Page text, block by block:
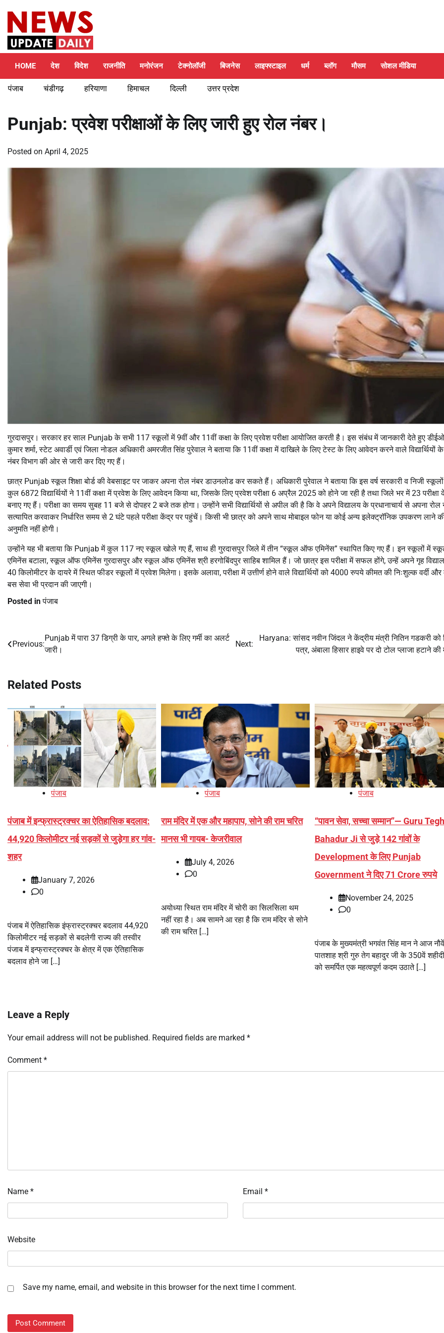
content
HOME देश विदेश राजनीति मनोरंजन टेक्नोलॉजी बिजनेस लाइफ्स्टाइल धर्म ब्लॉग मौसम सोशल मीडिया
पंजाब चंडीगढ़ हरियाणा हिमाचल दिल्ली उत्तर प्रदेश
Punjab: प्रवेश परीक्षाओं के लिए जारी हुए रोल नंबर।
Posted on April 4, 2025
गुरदासपुर। सरकार हर साल Punjab के सभी 117 स्कूलों में 9वीं और 11वीं कक्षा के लिए प्रवेश परीक्षा आयोजित करती है। इस संबंध में जानकारी देते हुए
कुमार शर्मा, स्टेट अवार्डी एवं जिला नोडल अधिकारी अमरजीत सिंह पुरेवाल ने बताया कि 11वीं कक्षा में दाखिले के लिए टेस्ट के लिए आवेदन करने वाले विद्यार्थियों
नंबर विभाग की ओर से जारी कर दिए गए हैं।
छात्र Punjab स्कूल शिक्षा बोर्ड की वेबसाइट पर जाकर अपना रोल नंबर डाउनलोड कर सकते हैं। अधिकारी पुरेवाल ने बताया कि इस वर्ष सरकारी व निजी
कुल 6872 विद्यार्थियों ने 11वीं कक्षा में प्रवेश के लिए आवेदन किया था, जिसके लिए प्रवेश परीक्षा 6 अप्रैल 2025 को होने जा रही है तथा जिले भर में 23 परीक्षा
बनाए गए हैं। परीक्षा का समय सुबह 11 बजे से दोपहर 2 बजे तक होगा। उन्होंने सभी विद्यार्थियों से अपील की है कि वे अपने विद्यालय के प्रधानाचार्य से अपना रोल
सत्यापित करवाकर निर्धारित समय से 2 घंटे पहले परीक्षा केंद्र पर पहुंचें। किसी भी छात्र को अपने साथ मोबाइल फोन या कोई अन्य इलेक्ट्रॉनिक उपकरण लाने
अनुमति नहीं होगी।
उन्होंने यह भी बताया कि Punjab में कुल 117 नए स्कूल खोले गए हैं, साथ ही गुरदासपुर जिले में तीन “स्कूल ऑफ एमिनेंस” स्थापित किए गए हैं। इन स्कूलों में
एमिनेंस बटाला, स्कूल ऑफ एमिनेंस गुरदासपुर और स्कूल ऑफ एमिनेंस श्री हरगोबिंदपुर साहिब शामिल हैं। जो छात्र इस परीक्षा में सफल होंगे, उन्हें अपने गृह
40 किलोमीटर के दायरे में स्थित फीडर स्कूलों में प्रवेश मिलेगा। इसके अलावा, परीक्षा में उत्तीर्ण होने वाले विद्यार्थियों को 4000 रुपये कीमत की निःशुल्क वर्दी
बस सेवा भी प्रदान की जाएगी।
Posted inपंजाब
Post
Previous:
Punjab में पारा 37 डिग्री के पार, अगले हफ्ते के लिए गर्मी का अलर्ट
जारी।
Next:
Haryana: सांसद नवीन जिंदल ने केंद्रीय मंत्री नितिन गडकरी को
पत्र, अंबाला हिसार हाइवे पर दो टोल प्लाजा हटाने की
Related Posts
पंजाब
पंजाब में इन्फ्रास्ट्रक्चर का ऐतिहासिक बदलाव:
44,920 किलोमीटर नई सड़कों से जुड़ेगा हर गांव-
शहर
January 7, 2026
0
पंजाब में ऐतिहासिक इंफ्रास्ट्रक्चर बदलाव 44,920
किलोमीटर नई सड़कों से बदलेगी राज्य की तस्वीर
पंजाब में इन्फ्रास्ट्रक्चर के क्षेत्र में एक ऐतिहासिक
बदलाव होने जा […]
पंजाब
राम मंदिर में एक और महापाप, सोने की राम चरित
मानस भी गायब- केजरीवाल
July 4, 2026
0
अयोध्या स्थित राम मंदिर में चोरी का सिलसिला थम
नहीं रहा है। अब सामने आ रहा है कि राम मंदिर से सोने
की राम चरित […]
पंजाब
“पावन सेवा, सच्चा सम्मान”— Guru Tegh
Bahadur Ji से जुड़े 142 गांवों के
Development के लिए Punjab
Government ने दिए 71 Crore रुपये
November 24, 2025
0
पंजाब के मुख्यमंत्री भगवंत सिंह मान ने आज नौवें
पातशाह श्री गुरु तेग बहादुर जी के 350वें
को समर्पित एक महत्वपूर्ण कदम उठाते […]
Leave a Reply
Your email address will not be published. Required fields are marked *
Comment *
Name * Email *
Website
Save my name, email, and website in this browser for the next time I comment.